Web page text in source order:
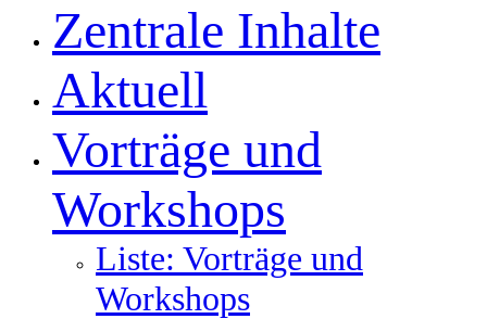
Zentrale Inhalte
Aktuell
Vorträge und
Workshops
Liste: Vorträge und
Workshops